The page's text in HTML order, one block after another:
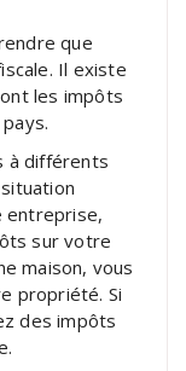
que
Il existe
les impôts
à différents
entreprise,
sur votre
maison, vous
propriété. Si
des impôts